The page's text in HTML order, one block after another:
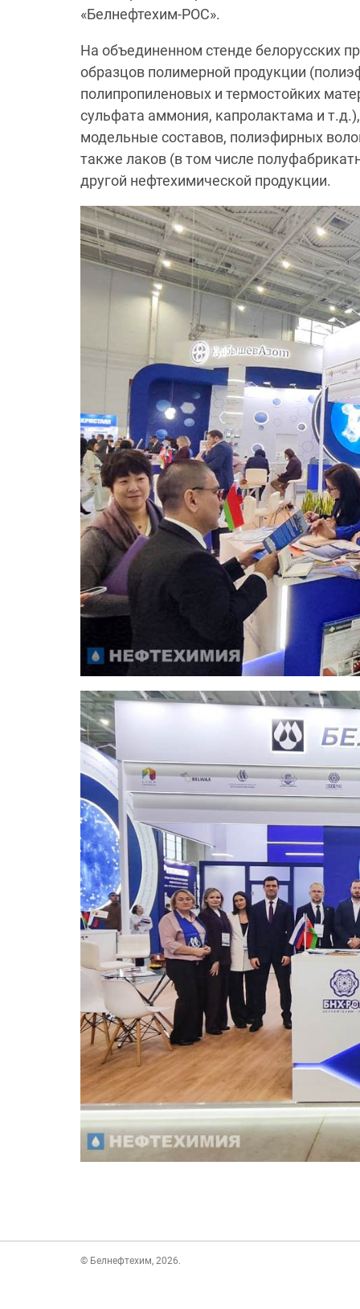
«Белнефтехим-РОС».
На объединенном стенде белорусских
образцов полимерной продукции
полипропиленовых и термостойких
сульфата аммония, капролактама и
модельные составов, полиэфирных
также лаков (в том числе
другой нефтехимической продукции.
© Белнефтехим, 2026.